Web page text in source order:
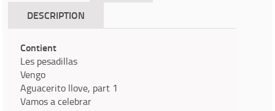
DESCRIPTION
Contient
Les pesadillas
Vengo
Aguacerito llove, part 1
Vamos a celebrar